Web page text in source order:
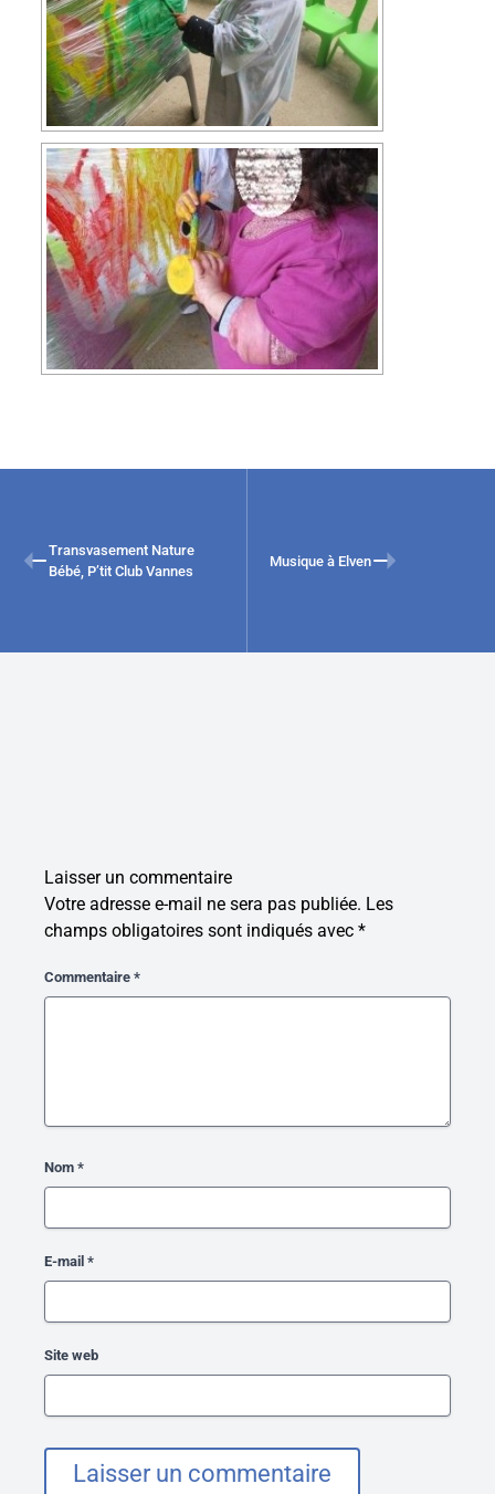
Musique à Elven
Transvasement Nature
Bébé, P’tit Club Vannes
Laisser un commentaire
Votre adresse e-mail ne sera pas publiée. Les
champs obligatoires sont indiqués avec *
Commentaire *
Nom *
E-mail *
Site web